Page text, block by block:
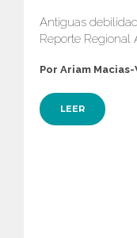
Antiguas
Reporte Regional
Por Ariam
LEER